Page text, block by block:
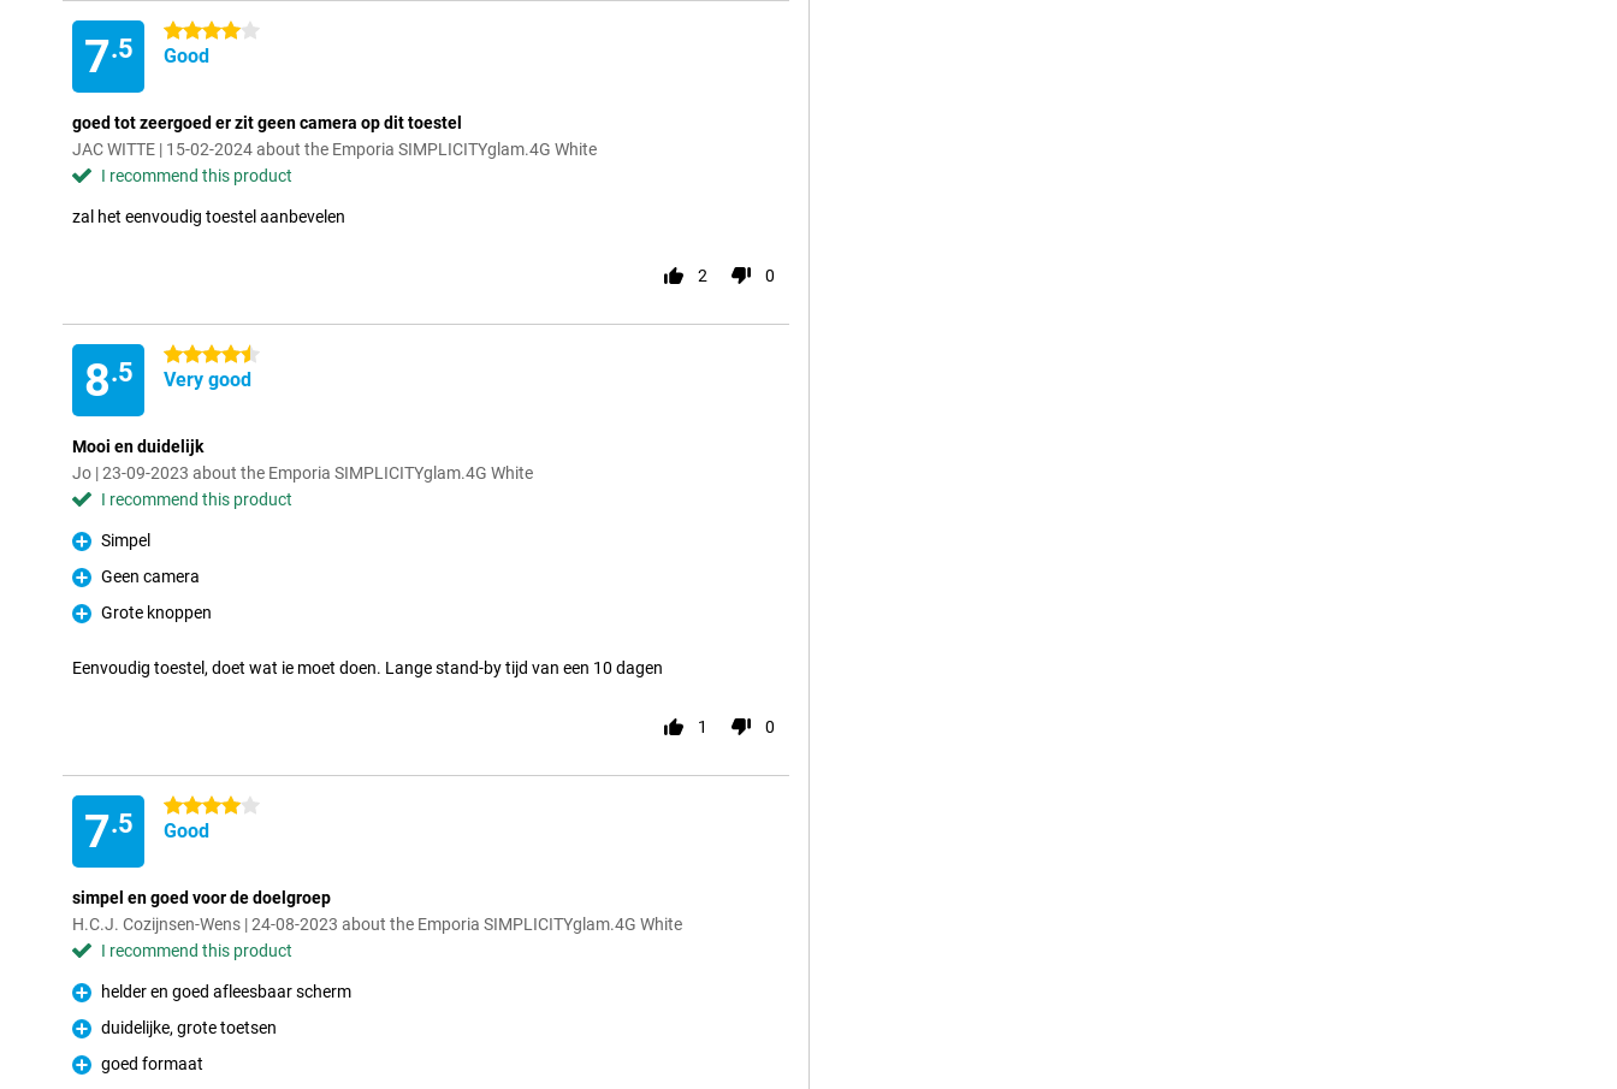
7.5
4 stars
Good
goed tot zeergoed er zit geen camera op dit toestel
JAC WITTE | 15-02-2024 about the Emporia SIMPLICITYglam.4G White
I recommend this product
zal het eenvoudig toestel aanbevelen
2 0
8.5
4.5 stars
Very good
Mooi en duidelijk
Jo | 23-09-2023 about the Emporia SIMPLICITYglam.4G White
I recommend this product
Pro
Simpel
Pro
Geen camera
Pro
Grote knoppen
Eenvoudig toestel, doet wat ie moet doen. Lange stand-by tijd van een 10 dagen
1 0
7.5
4 stars
Good
simpel en goed voor de doelgroep
H.C.J. Cozijnsen-Wens | 24-08-2023 about the Emporia SIMPLICITYglam.4G White
I recommend this product
Pro
helder en goed afleesbaar scherm
Pro
duidelijke, grote toetsen
Pro
goed formaat